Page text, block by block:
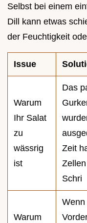
Selbst bei einem
Dill kann etwas
der Feuchtigkeit
Issue
Warum
Ihr Salat
zu
wässrig
ist
Das
Zeit
Schri
Warum
Wenn